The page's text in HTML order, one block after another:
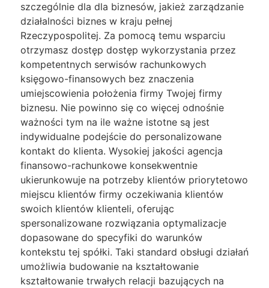
szczególnie dla dla biznesów, jakież zarządzanie
działalności biznes w kraju pełnej
Rzeczypospolitej. Za pomocą temu wsparciu
otrzymasz dostęp dostęp wykorzystania przez
kompetentnych serwisów rachunkowych
księgowo-finansowych bez znaczenia
umiejscowienia położenia firmy Twojej firmy
biznesu. Nie powinno się co więcej odnośnie
ważności tym na ile ważne istotne są jest
indywidualne podejście do personalizowane
kontakt do klienta. Wysokiej jakości agencja
finansowo-rachunkowe konsekwentnie
ukierunkowuje na potrzeby klientów priorytetowo
miejscu klientów firmy oczekiwania klientów
swoich klientów klienteli, oferując
spersonalizowane rozwiązania optymalizacje
dopasowane do specyfiki do warunków
kontekstu tej spółki. Taki standard obsługi działań
umożliwia budowanie na kształtowanie
kształtowanie trwałych relacji bazujących na